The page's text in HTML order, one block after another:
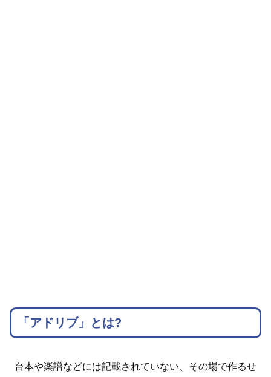
「アドリブ」とは?
台本や楽譜などには記載されていない、その場で作るせ